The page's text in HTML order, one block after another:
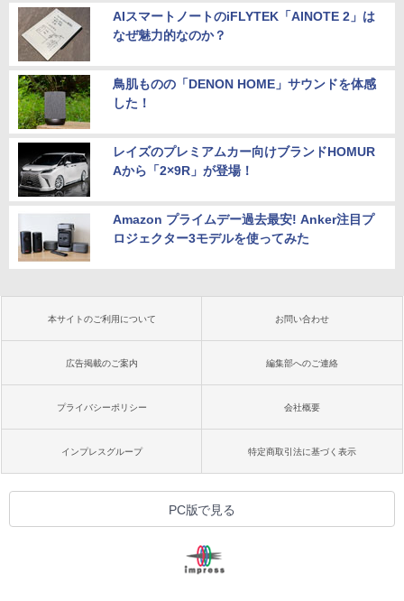
AIスマートノートのiFLYTEK「AINOTE 2」は
なぜ魅力的なのか？
鳥肌ものの「DENON HOME」サウンドを体感
した！
レイズのプレミアムカー向けブランドHOMUR
Aから「2×9R」が登場！
Amazon プライムデー過去最安! Anker注目プ
ロジェクター3モデルを使ってみた
本サイトのご利用について お問い合わせ
広告掲載のご案内 編集部へのご連絡
プライバシーポリシー 会社概要
インプレスグループ 特定商取引法に基づく表示
PC版で見る